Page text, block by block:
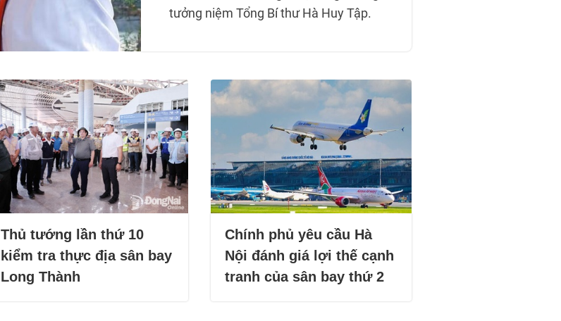
tưởng niệm Tổng Bí thư Hà Huy Tập.
Thủ tướng lần thứ 10
kiểm tra thực địa sân bay
Long Thành
Chính phủ yêu cầu Hà
Nội đánh giá lợi thế cạnh
tranh của sân bay thứ 2